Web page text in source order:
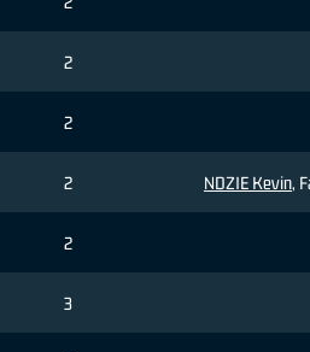
2
2
2 NDZIE Kevin,
2
3